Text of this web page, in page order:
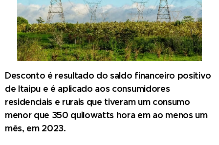
Desconto é resultado do saldo financeiro positivo
de Itaipu e é aplicado aos consumidores
residenciais e rurais que tiveram um consumo
menor que 350 quilowatts hora em ao menos um
mês, em 2023.